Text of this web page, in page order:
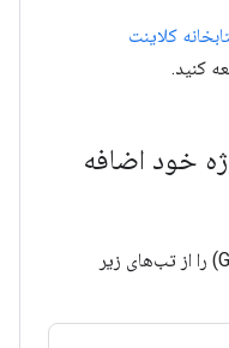
کلاینت
کنید.
خود اضافه
محیط ساخت خود (Maven یا Gradle) را از تب‌های زیر